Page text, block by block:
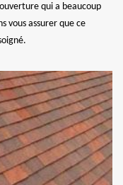
qui a beaucoup
vous assurer que ce